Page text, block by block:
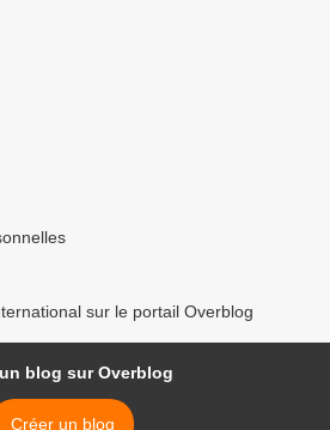
sur le portail Overblog
blog sur Overblog
Créer un blog